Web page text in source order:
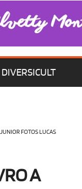
DIVERSICULT
FOTOS LUCAS
A